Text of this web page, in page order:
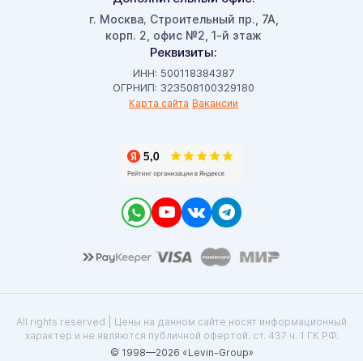
г. Москва, Строительный пр., 7А,
корп. 2, офис №2, 1-й этаж
Реквизиты:
ИНН: 500118384387
ОГРНИП: 323508100329180
Карта сайта Вакансии
All rights reserved | Цены на данном сайте носят информационный
характер и не являются публичной офертой. ст. 437 ч. 1 ГК РФ.
© 1998—2026 «Levin-Group»